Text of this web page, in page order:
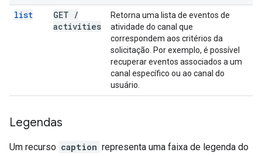
list
GET /
activities
Retorna uma lista de eventos de
atividade do canal que
correspondem aos critérios da
solicitação. Por exemplo, é possível
recuperar eventos associados a um
canal específico ou ao canal do
usuário.
Legendas
Um recurso caption representa uma faixa de legenda do